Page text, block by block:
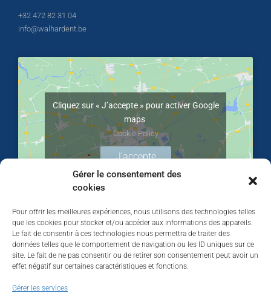
Gérer le consentement des
cookies
Pour offrir les meilleures expériences, nous utilisons des technologies telles
que les cookies pour stocker et/ou accéder aux informations des appareils.
Le fait de consentir à ces technologies nous permettra de traiter des
données telles que le comportement de navigation ou les ID uniques sur ce
site. Le fait de ne pas consentir ou de retirer son consentement peut avoir un
effet négatif sur certaines caractéristiques et fonctions.
Gérer les services
+32 472 82 31 04
info@walhardent.be
Cliquez sur « J’accepte » pour activer Google
maps
Cookie Policy
J’accepte